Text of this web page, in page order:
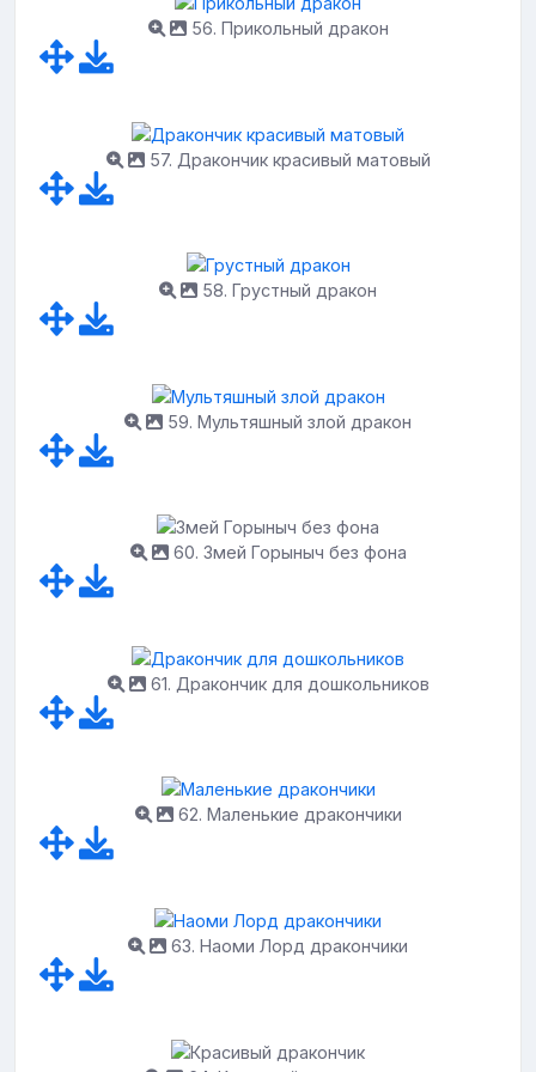
56. Прикольный дракон
57. Дракончик красивый матовый
58. Грустный дракон
59. Мультяшный злой дракон
60. Змей Горыныч без фона
61. Дракончик для дошкольников
62. Маленькие дракончики
63. Наоми Лорд дракончики